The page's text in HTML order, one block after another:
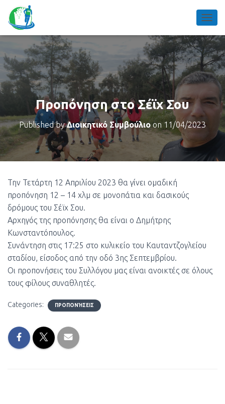
Προπόνηση στο Σέϊχ Σου
Published byΔιοικητικό Συμβούλιο on 11/04/2023
Την Τετάρτη 12 Απριλίου 2023 θα γίνει ομαδική
προπόνηση 12 – 14 χλμ σε μονοπάτια και δασικούς
δρόμους του Σέϊχ Σου.
Αρχηγός της προπόνησης θα είναι ο Δημήτρης
Κωνσταντόπουλος.
Συνάντηση στις 17:25 στο κυλικείο του Καυταντζογλείου
σταδίου, είσοδος από την οδό 3ης Σεπτεμβρίου.
Οι προπονήσεις του Συλλόγου μας είναι ανοικτές σε όλους
τους φίλους συναθλητές.
Categories: ΠΡΟΠΟΝΉΣΕΙΣ